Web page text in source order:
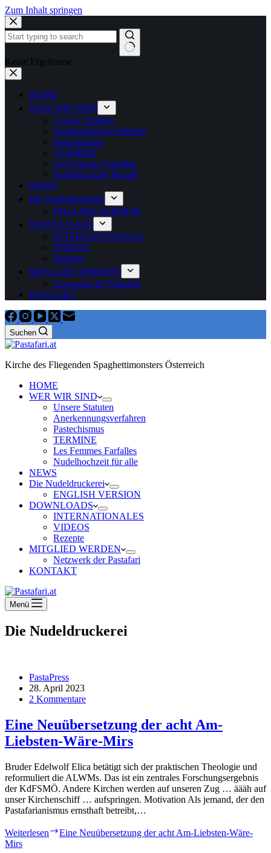
Zum Inhalt springen
Keine Ergebnisse
HOME
WER WIR SIND
Unsere Statuten
Anerkennungsverfahren
Pastechismus
TERMINE
Les Femmes Farfalles
Nudelhochzeit für alle
NEWS
Die Nudeldruckerei
ENGLISH VERSION
DOWNLOADS
INTERNATIONALES
VIDEOS
Rezepte
MITGLIED WERDEN
Netzwerk der Pastafari
KONTAKT
Suchen
Kirche des Fliegenden Spaghettimonsters Österreich
HOME
WER WIR SIND
Unsere Statuten
Anerkennungsverfahren
Pastechismus
TERMINE
Les Femmes Farfalles
Nudelhochzeit für alle
NEWS
Die Nudeldruckerei
ENGLISH VERSION
DOWNLOADS
INTERNATIONALES
VIDEOS
Rezepte
MITGLIED WERDEN
Netzwerk der Pastafari
KONTAKT
Menü
Die Nudeldruckerei
PastaPress
28. April 2023
2 Kommentare
Eine Neuübersetzung der acht Am-
Liebsten-Wäre-Mirs
Bruder Edelwolf Elica betätigt sich der praktischen Theologie und
reformuliert die ALWMs. Das ist ein zentrales Forschungsergebnis
der KdFSMÖ. Andere Kirchen werden auf unseren Zug … äääh auf
unser Kirchenschiff … aufspringen. Motivation Als jemand, der den
Pastafarianismus ernsthaft betreibt,…
Weiterlesen
Eine Neuübersetzung der acht Am-Liebsten-Wäre-
Mirs